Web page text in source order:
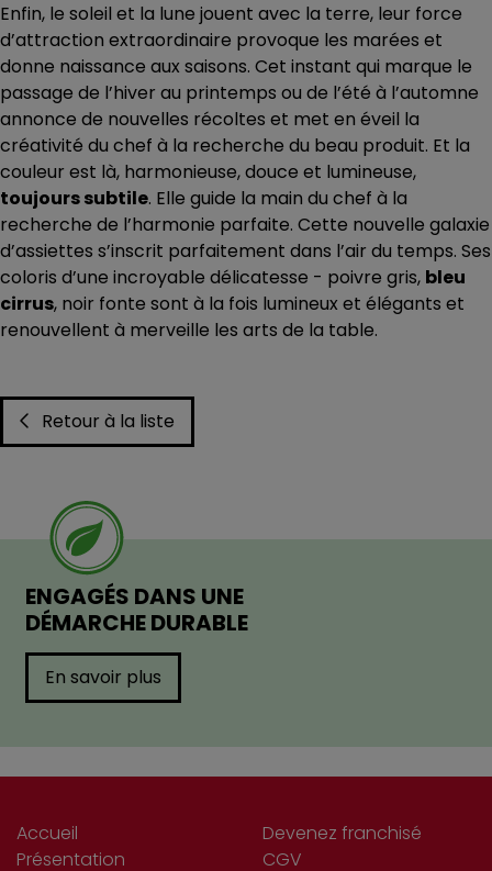
Enfin, le soleil et la lune jouent avec la terre, leur force
d’attraction extraordinaire provoque les marées et
donne naissance aux saisons. Cet instant qui marque le
passage de l’hiver au printemps ou de l’été à l’automne
annonce de nouvelles récoltes et met en éveil la
créativité du chef à la recherche du beau produit. Et la
couleur est là, harmonieuse, douce et lumineuse,
toujours subtile. Elle guide la main du chef à la
recherche de l’harmonie parfaite. Cette nouvelle galaxie
d’assiettes s’inscrit parfaitement dans l’air du temps. Ses
coloris d’une incroyable délicatesse - poivre gris, bleu
cirrus, noir fonte sont à la fois lumineux et élégants et
renouvellent à merveille les arts de la table.
Retour à la liste
ENGAGÉS DANS UNE
DÉMARCHE DURABLE
En savoir plus
Accueil
Présentation
Devenez franchisé
CGV